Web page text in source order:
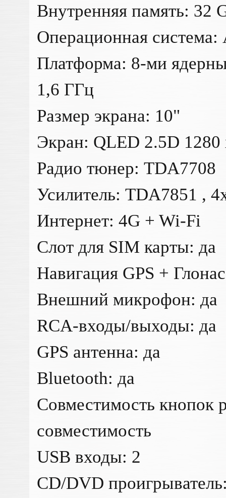
Внутренняя память: 32
Операционная
Платформа: 8-ми
1,6 ГГц
Размер экрана: 10"
Экран: QLED 2.5D 1280
Радио тюнер: TDA7708
Усилитель: TDA7851 ,
Интернет: 4G + Wi-Fi
Слот для SIM карты: да
Навигация GPS +
Внешний микрофон: да
RCA-входы/выходы: да
GPS антенна: да
Bluetooth: да
Совместимость кнопок
совместимость
USB входы: 2
CD/DVD